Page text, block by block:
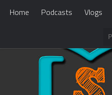
Home Podcasts Vlogs